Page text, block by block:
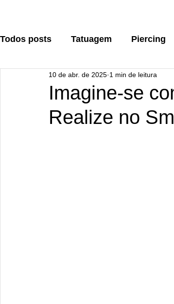
Todos posts Tatuagem Piercing
Imagine-se
Realize no
10 de abr. de 2025 1 min de leitura